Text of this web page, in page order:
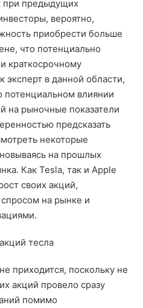
при предыдущих
вероятно,
приобрести больше
что потенциально
краткосрочному
в данной области,
потенциальном влиянии
на рыночные показатели
предсказать
некоторые
на прошлых
Как Tesla, так и Apple
своих акций,
на рынке и
приходится, поскольку не
акций провело сразу
помимо